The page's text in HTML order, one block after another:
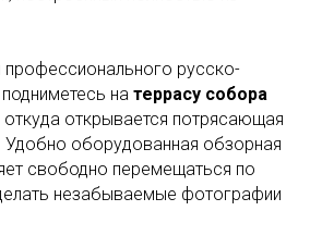
русско-
на террасу собора
откуда открывается потрясающая
Удобно оборудованная обзорная
свободно перемещаться по
незабываемые фотографии